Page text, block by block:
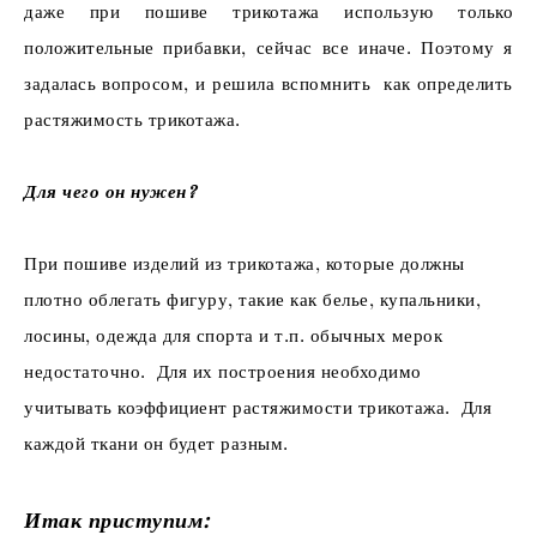
даже при пошиве трикотажа использую только
положительные прибавки, сейчас все иначе. Поэтому я
задалась вопросом, и решила вспомнить как определить
растяжимость трикотажа.
Для чего он нужен?
При пошиве изделий из трикотажа, которые должны
плотно облегать фигуру, такие как белье, купальники,
лосины, одежда для спорта и т.п. обычных мерок
недостаточно. Для их построения необходимо
учитывать коэффициент растяжимости трикотажа. Для
каждой ткани он будет разным.
Итак приступим: